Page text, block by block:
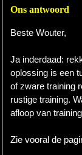
Ons antwoord
Beste Wouter,
Ja inderdaad:
oplossing is een
of zware training
rustige training.
afloop van
Zie vooral de